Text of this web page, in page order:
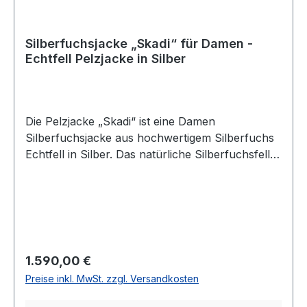
Silberfuchsjacke „Skadi“ für Damen -
Echtfell Pelzjacke in Silber
Die Pelzjacke „Skadi“ ist eine Damen
Silberfuchsjacke aus hochwertigem Silberfuchs
Echtfell in Silber. Das natürliche Silberfuchsfell
betont werden; ohne Gürtel fällt die Damen
Pelzjacke lockerer und bequemer. Dadurch lässt
sich die Fuchsjacke je nach persönlichem Stil
Regulärer Preis:
1.590,00 €
Preise inkl. MwSt. zzgl. Versandkosten